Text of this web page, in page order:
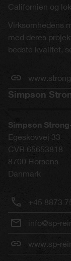
Californien og
Virksomhedens
med deres
bedste kvalitet,
Simpson
Simpson
Egeskovvej 33
CVR 65653818
8700 Horsens
Danmark
+45 8873
info@sp-
www.sp-